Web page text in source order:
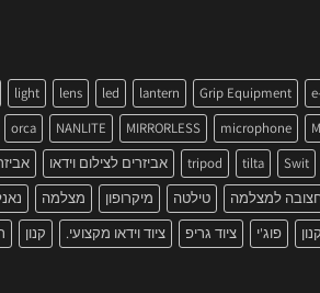
Grip Equipment
lantern
led
lens
light
microphone
MIRRORLESS
NANLITE
orca
Swit
tilta
tripod אביזרים לצילום וידאו
למצלמה טילטה מיקרופון מצלמה
פוג'י ציוד גריפ ציוד וידאו מקצועי. קנון